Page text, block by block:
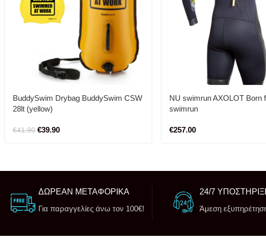
BuddySwim Drybag BuddySwim CSW
28lt (yellow)
€41.90 €39.90
NU swimrun AXOLOT Born
swimrun
€257.00
ΔΩΡΕΑΝ ΜΕΤΑΦΟΡΙΚΑ
Για παραγγελίες άνω τον 100€!
24/7
Άμεση